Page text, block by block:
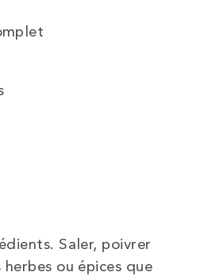
Saler, poivrer
ou épices que